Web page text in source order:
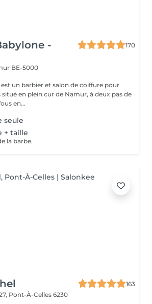
-
170
BE-5000
un barbier et salon de coiffure pour
en plein cur de Namur, à deux pas de
ferroviaire. Vous en...
seule
+ taille
la barbe.
163
Pont-À-Celles 6230